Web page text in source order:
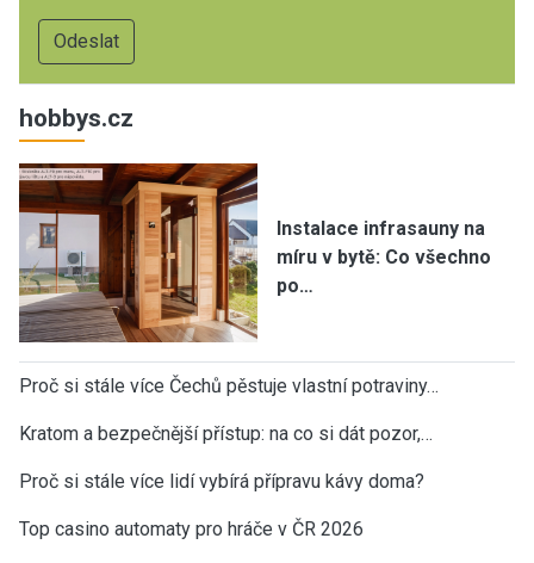
hobbys.cz
Instalace infrasauny na
míru v bytě: Co všechno
po…
Proč si stále více Čechů pěstuje vlastní potraviny…
Kratom a bezpečnější přístup: na co si dát pozor,…
Proč si stále více lidí vybírá přípravu kávy doma?
Top casino automaty pro hráče v ČR 2026